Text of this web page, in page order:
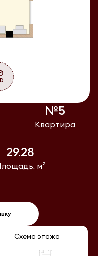
№5
Квартира
29.28
м²
Схема этажа